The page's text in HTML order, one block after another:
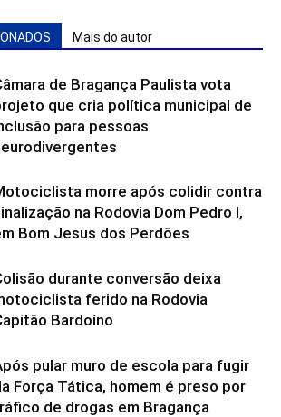
Mais do autor
de Bragança Paulista vota
que cria política municipal de
para pessoas
morre após colidir contra
na Rodovia Dom Pedro I,
Bom Jesus dos Perdões
durante conversão deixa
ferido na Rodovia
Bardoíno
pular muro de escola para fugir
Força Tática, homem é preso por
de drogas em Bragança